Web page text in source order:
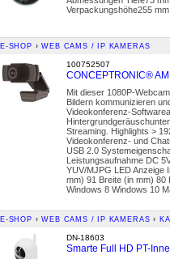
Verpackungshöhe255
E-SHOP › WEB CAMS / IP KAMERAS
100752507
CONCEPTRONIC®
Mit dieser 1080P-
Bildern kommunizieren
Videokonferenz-
Streaming. Highlights >
Videokonferenz- und
USB 2.0
Leistungsaufnahme DC
YUV/MJPG LED Anzeige
mm) 91 Breite (in mm)
Windows 8 Windows 10
E-SHOP › WEB CAMS / IP KAMERAS ›
DN-18603
Smarte Full HD PT-